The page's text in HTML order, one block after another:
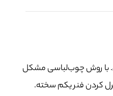
با روش چوب‌لباسی مشکل
کردن فنر یکم سخته.